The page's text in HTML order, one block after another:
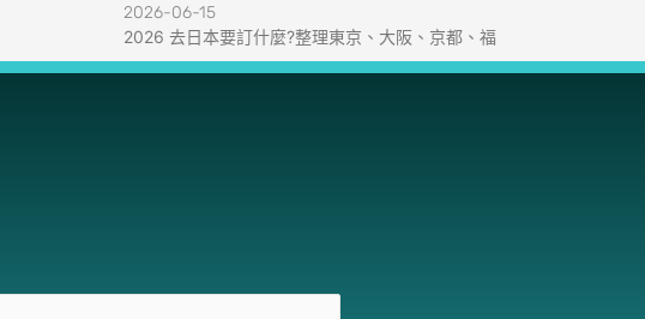
2026-06-15
2026 去日本要訂什麼?整理東京、大阪、京都、福